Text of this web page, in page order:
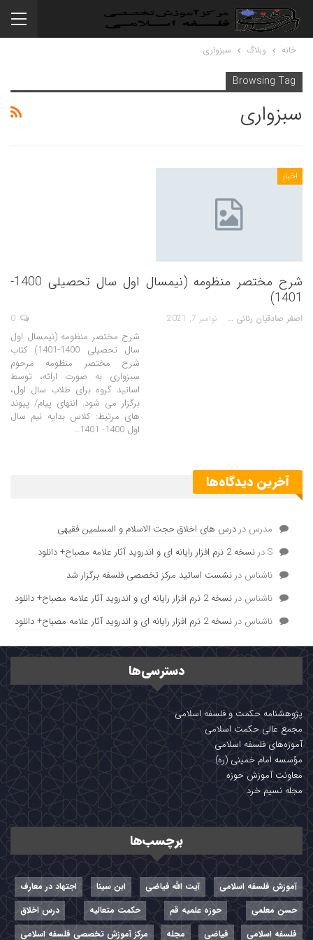
خانه وبلاگ سبزواری
Browsing Tag
سبزواری
اخبار
شرح مختصر منظومه (نیمسال اول سال تحصیلی 1400-
1401)
اصغر صادقیان رنانی نوامبر 7, 2021
شرح مختصر منظومه (نیمسال اول
سال تحصیلی 1400-1401) کتاب
شرح مختصر منظومه مرحوم
سبزواری به صورت ارائه، توسط
اساتید گروه برای طلاب سال اول،
برگزار می شود. انتهای پیام/ پیوند
های مرتبط: کلاس بدایه نیم سال
اول 1400- 1401…
آخرین دیدگاه‌ها
مدرس در درس های اخلاق حجت الاسلام و المسلمین فقیهی
Sدر نسخه 2 نرم افزار رایانه ای و اندروید آثار علامه مصباح+ دانلود
ناشناس در نشست اساتید مرکز تخصصی فلسفه برگزار شد
ناشناس در نسخه 2 نرم افزار رایانه ای و اندروید آثار علامه مصباح+ دانلود
ناشناس در نسخه 2 نرم افزار رایانه ای و اندروید آثار علامه مصباح+ دانلود
دسترسی‌ها
پژوهشنامه حکمت و فلسفه اسلامی
مجمع عالی حکمت اسلامی
آموزه‌های فلسفه اسلامی
مؤسسه امام خمینی (ره)
معاونت آموزش حوزه
مجله نسیم خرد
برچسب‌ها
آموزش فلسفه اسلامی آیت الله فیاضی ابن سینا
اجتهاد در معارف
حسن معلمی
حوزه علمیه قم حکمت متعالیه
درس اخلاق
فلسفه اسلامی
فیاضی مجله مرکز آموزش تخصصی فلسفه اسلامی